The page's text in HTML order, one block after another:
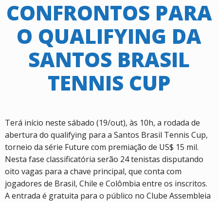
CONFRONTOS PARA
O QUALIFYING DA
SANTOS BRASIL
TENNIS CUP
Terá início neste sábado (19/out), às 10h, a rodada de
abertura do qualifying para a Santos Brasil Tennis Cup,
torneio da série Future com premiação de US$ 15 mil.
Nesta fase classificatória serão 24 tenistas disputando
oito vagas para a chave principal, que conta com
jogadores de Brasil, Chile e Colômbia entre os inscritos.
A entrada é gratuita para o público no Clube Assembleia